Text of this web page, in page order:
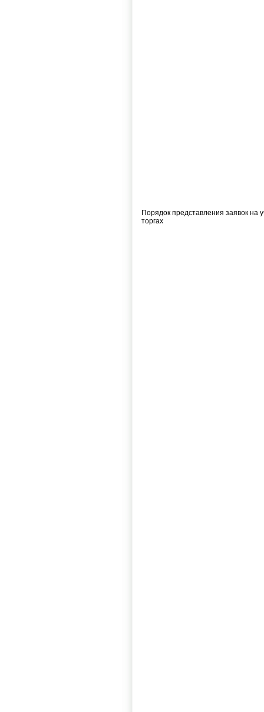
Порядок представления заявок на
торгах